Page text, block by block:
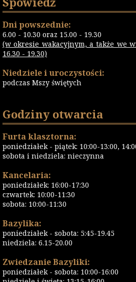
Dni powszednie:
6.00 - 10.30 oraz 15.00 - 19.30
(w okresie wakacyjnym, a także we
16.30 - 19.30)
Niedziele i uroczystości:
podczas Mszy świętych
Godziny otwarcia
Furta klasztorna:
poniedziałek - piątek: 10:00-13:00,
sobota i niedziela: nieczynna
Kancelaria:
poniedziałek: 16:00-17:30
czwartek: 10:00-11:30
sobota: 10:00-11:30
Bazylika:
poniedziałek - sobota: 5:45-19.45
niedziela: 6.15-20.00
Zwiedzanie Bazyliki:
poniedziałek - sobota: 10:00-16:00